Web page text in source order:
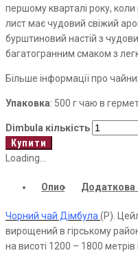
першому кварталі року,
лист має чудовий свіжий
бурштиновий настій з
багатогранним смаком з
Більше інформації про
Упаковка: 500 г чаю в
Dimbula кількість
Купити
Loading...
Опис Додаткова
Чорний чай Дімбула(Р).
вирощений в гірському
на висоті 1200 – 1800